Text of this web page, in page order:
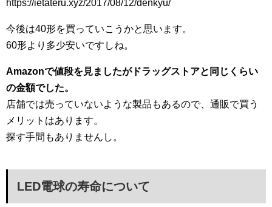
https://ietateru.xyz/2017/08/12/denkyu/
今後は40形を買っていこうかと思います。
60形より多少安いですしね。
Amazonで値段を見ましたがドラッグストアと同じくらい
の金額でした。
店舗では売っていないような製品もあるので、通販で買う
メリットはあります。
探す手間もありませんし。
LED電球の寿命について